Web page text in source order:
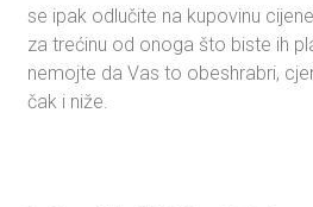
se ipak odlučite na kupovinu
za trećinu od onoga što biste ih
nemojte da Vas to obeshrabri,
čak i niže.